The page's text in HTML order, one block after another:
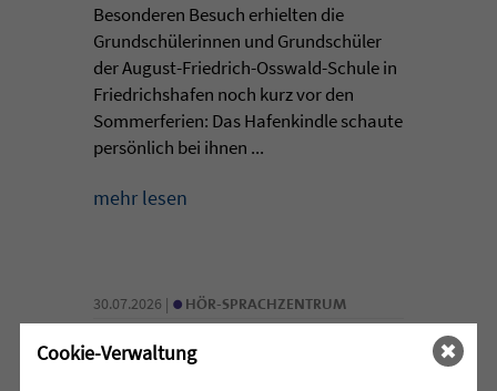
Besonderen Besuch erhielten die
Grundschülerinnen und Grundschüler
der August-Friedrich-Osswald-Schule in
Friedrichshafen noch kurz vor den
Sommerferien: Das Hafenkindle schaute
persönlich bei ihnen ...
mehr lesen
30.07.2026 | • HÖR-SPRACHZENTRUM
Schulschach-Erfolge
Cookie-Verwaltung